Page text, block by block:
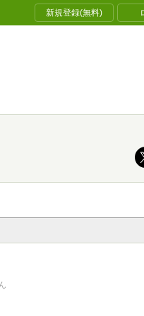
新規登録(無料)